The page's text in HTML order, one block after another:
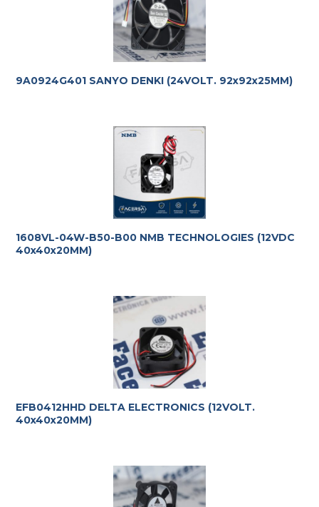
9A0924G401 SANYO DENKI (24VOLT. 92x92x25MM)
1608VL-04W-B50-B00 NMB TECHNOLOGIES (12VDC
40x40x20MM)
EFB0412HHD DELTA ELECTRONICS (12VOLT.
40x40x20MM)
Te ayudamos con la elección más adecuada